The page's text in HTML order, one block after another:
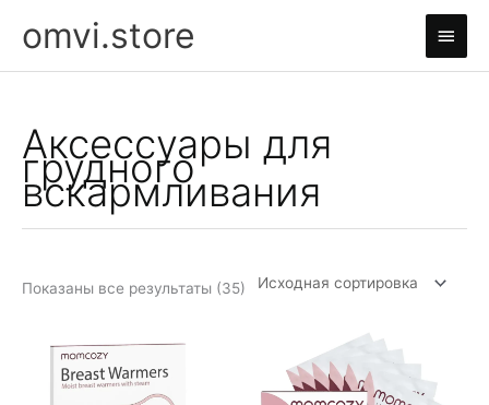
omvi.store
Аксессуары для
грудного
вскармливания
Показаны все результаты (35)